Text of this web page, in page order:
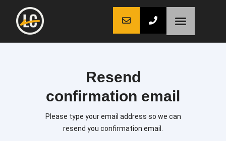
Resend
confirmation email
Please type your email address so we can
resend you confirmation email.